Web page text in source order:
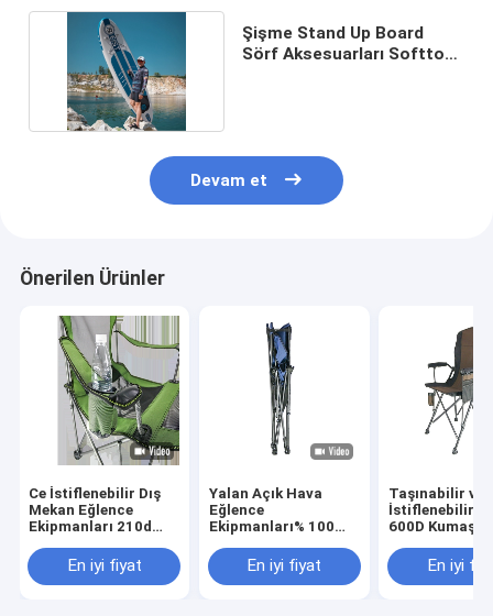
Şişme Stand Up Board
Sörf Aksesuarları Softtop
Devam et
Önerilen Ürünler
Ce İstiflenebilir Dış
Mekan Eğlence
Ekipmanları 210d
Boş Tembel Sandalye
En iyi fiyat
Yalan Açık Hava
Eğlence
Ekipmanları% 100
Bahçe Sandalyeleri
En iyi fiyat
Taşınabilir ve
İstiflenebilir
600D Kumaş
Sandalyeleri
Çocuklar
En iyi